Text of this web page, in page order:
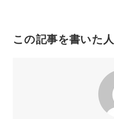
この記事を書いた人